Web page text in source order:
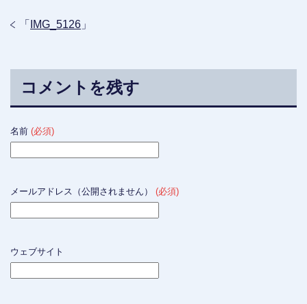
「 IMG_5126 」
コメントを残す
名前 (必須)
メールアドレス（公開されません） (必須)
ウェブサイト